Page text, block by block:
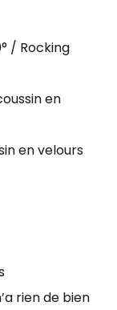
/ Rocking
en
en velours
rien de bien